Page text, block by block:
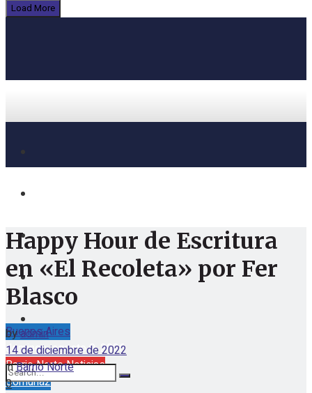
Load More
Buenos Aires
domingo, agosto 9, 2026
Barrio Norte Noticias
Comuna2
Happy Hour de Escritura
en «El Recoleta» por Fer
Blasco
byadmin
14 de diciembre de 2022
inBarrio Norte
0